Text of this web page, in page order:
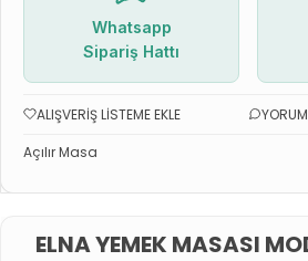
Whatsapp
Sipariş Hattı
ALIŞVERIŞ LISTEME EKLE
Açılır Masa
ELNA YEMEK MASASI